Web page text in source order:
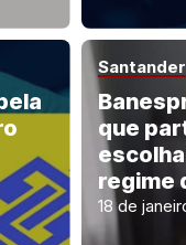
Santander
que
regime
18 de